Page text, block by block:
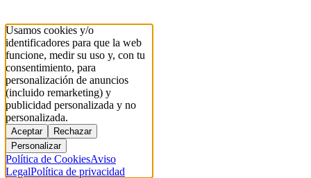
Usamos cookies y/o
identificadores para que la web
funcione, medir su uso y, con tu
consentimiento, para
personalización de anuncios
(incluido remarketing) y
publicidad personalizada y no
personalizada.
Aceptar
Rechazar
Personalizar
Política de CookiesAviso
LegalPolítica de privacidad